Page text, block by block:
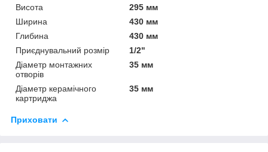
Висота
295 мм
Ширина
430 мм
Глибина
430 мм
Приєднувальний розмір
1/2"
Діаметр монтажних
отворів
35 мм
Діаметр керамічного
картриджа
35 мм
Приховати